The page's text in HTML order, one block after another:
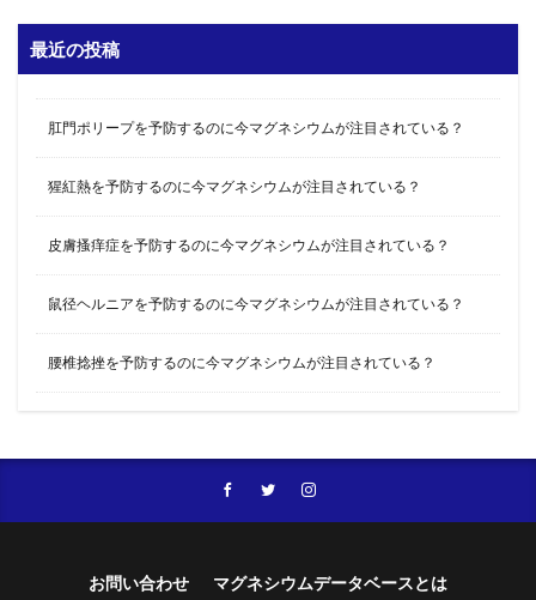
最近の投稿
肛門ポリープを予防するのに今マグネシウムが注目されている？
猩紅熱を予防するのに今マグネシウムが注目されている？
皮膚搔痒症を予防するのに今マグネシウムが注目されている？
鼠径ヘルニアを予防するのに今マグネシウムが注目されている？
腰椎捻挫を予防するのに今マグネシウムが注目されている？
お問い合わせ
マグネシウムデータベースとは